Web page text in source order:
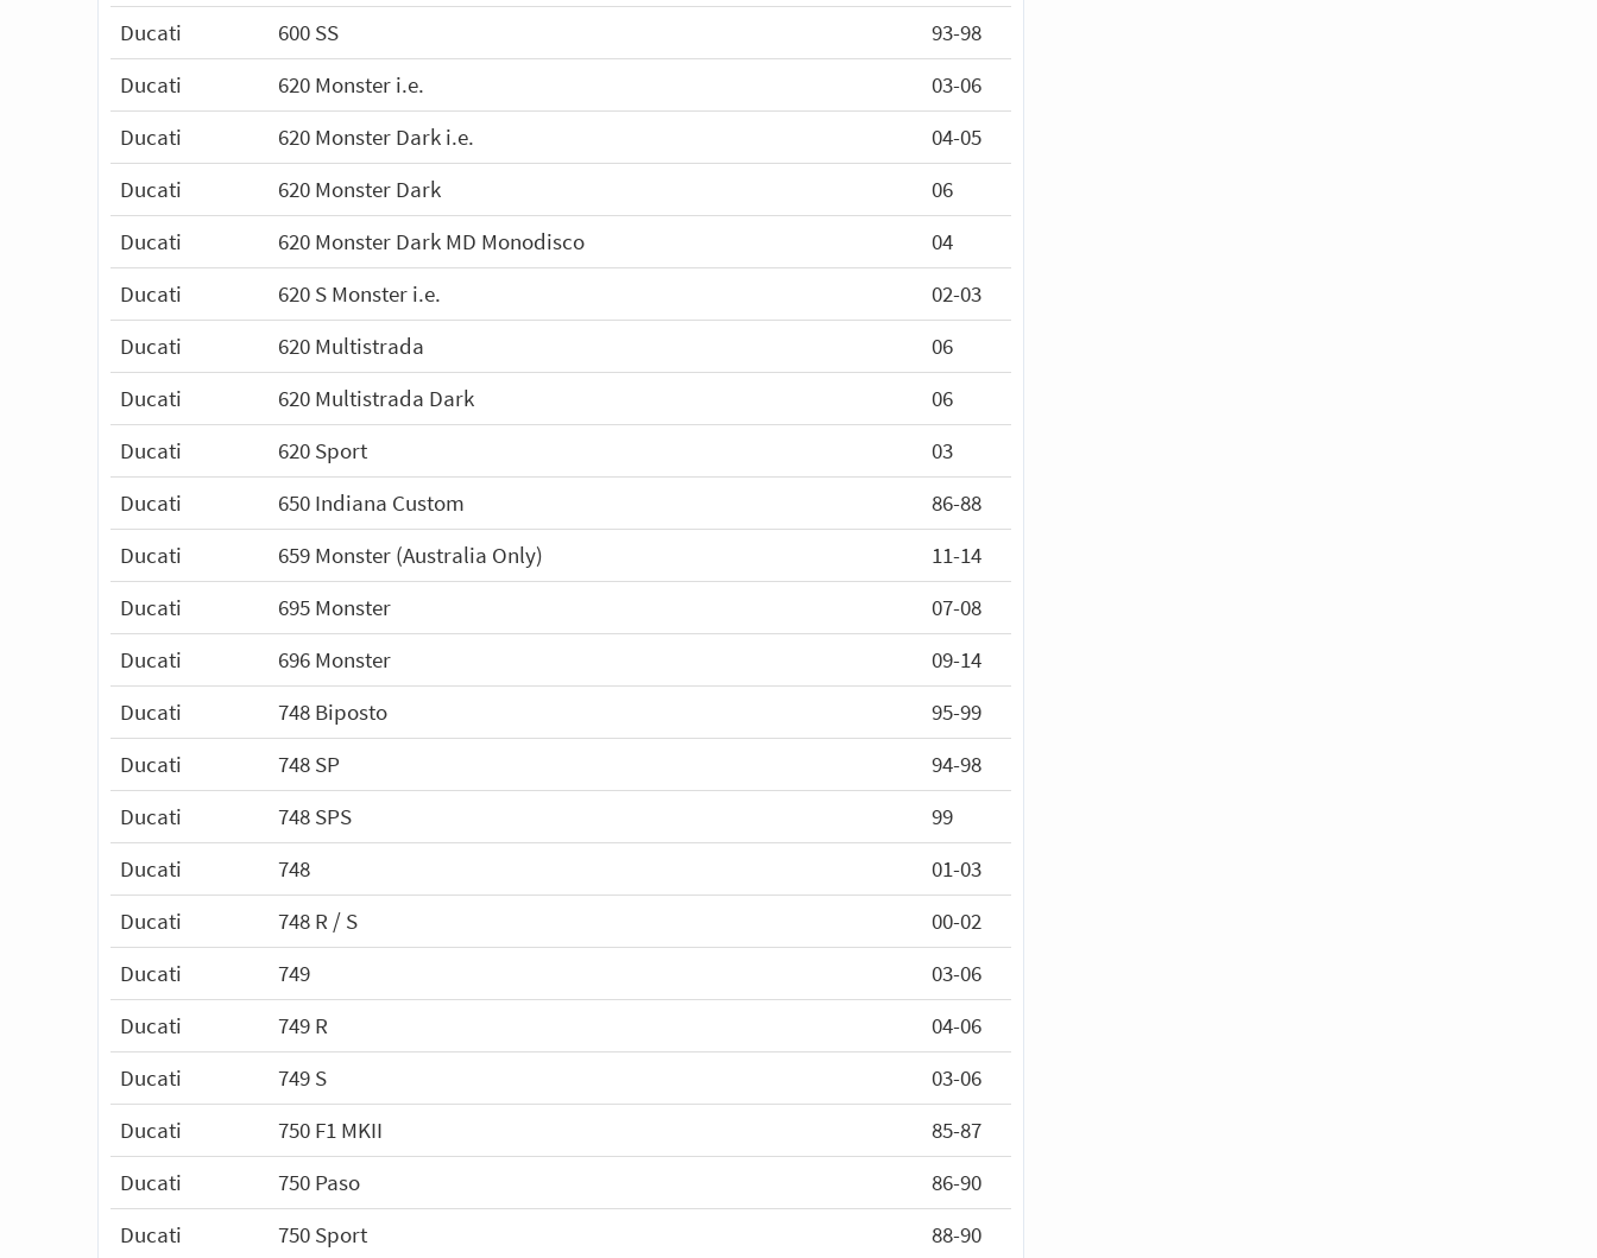
Ducati
600 SS
93-98
Ducati
620 Monster i.e.
03-06
Ducati
620 Monster Dark i.e.
04-05
Ducati
620 Monster Dark
06
Ducati
620 Monster Dark MD Monodisco
04
Ducati
620 S Monster i.e.
02-03
Ducati
620 Multistrada
06
Ducati
620 Multistrada Dark
06
Ducati
620 Sport
03
Ducati
650 Indiana Custom
86-88
Ducati
659 Monster (Australia Only)
11-14
Ducati
695 Monster
07-08
Ducati
696 Monster
09-14
Ducati
748 Biposto
95-99
Ducati
748 SP
94-98
Ducati
748 SPS
99
Ducati
748
01-03
Ducati
748 R / S
00-02
Ducati
749
03-06
Ducati
749 R
04-06
Ducati
749 S
03-06
Ducati
750 F1 MKII
85-87
Ducati
750 Paso
86-90
Ducati
750 Sport 88-90